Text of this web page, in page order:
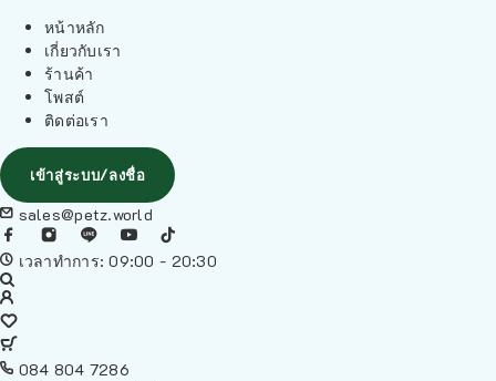
หน้าหลัก
เกี่ยวกับเรา
ร้านค้า
โพสต์
ติดต่อเรา
เข้าสู่ระบบ/ลงชื่อ
sales@petz.world
เวลาทำการ: 09:00 - 20:30
084 804 7286